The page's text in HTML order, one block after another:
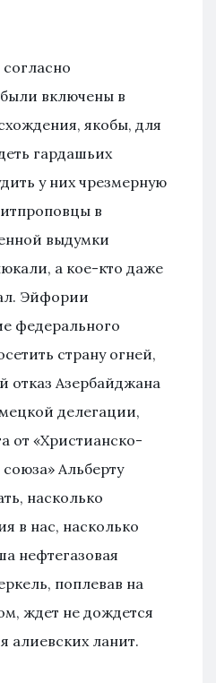
включены в
якобы, для
гардашьих
у них чрезмерную
в
выдумки
а кое-кто даже
Эйфории
федерального
страну огней,
отказ Азербайджана
делегации,
от «Христианско-
Альберту
насколько
в нас, насколько
нефтегазовая
поплевав на
ждет не дождется
алиевских ланит.